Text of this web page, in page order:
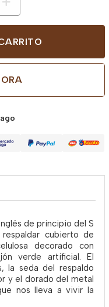
de principio del S
cubierto de
decorado con
verde artificial. El
la seda del respaldo
y el dorado del metal
nos lleva a vivir la